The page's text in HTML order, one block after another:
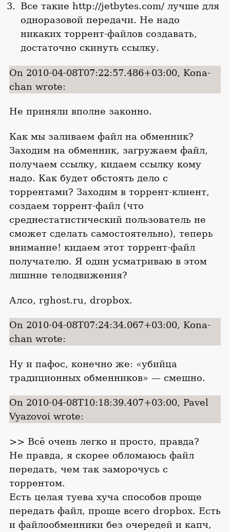
Все такие http://jetbytes.com/ лучше для
одноразовой передачи. Не надо
никаких торрент-файлов создавать,
достаточно скинуть ссылку.
On 2010-04-08T07:22:57.486+03:00, Kona-
chan wrote:
Не приняли вполне законно.
Как мы заливаем файл на обменник?
Заходим на обменник, загружаем файл,
получаем ссылку, кидаем ссылку кому
надо. Как будет обстоять дело с
торрентами? Заходим в торрент-клиент,
создаем торрент-файл (что
среднестатистический пользователь не
сможет сделать самостоятельно), теперь
внимание! кидаем этот торрент-файл
получателю. Я один усматриваю в этом
лишние телодвижения?
Алсо, rghost.ru, dropbox.
On 2010-04-08T07:24:34.067+03:00, Kona-
chan wrote:
Ну и пафос, конечно же: «убийца
традиционных обменников» — смешно.
On 2010-04-08T10:18:39.407+03:00, Pavel
Vyazovoi wrote:
>> Всё очень легко и просто, правда?
Не правда, я скорее обломаюсь файл
передать, чем так заморочусь с
торрентом.
Есть целая туева хуча способов проще
передать файл, проще всего dropbox. Есть
и файлообменники без очередей и капч,